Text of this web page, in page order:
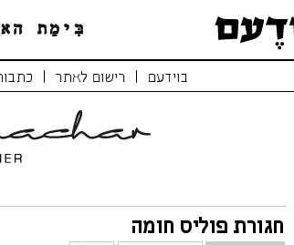
בוידעם רישום לאתר
חגורת פוליס חומה